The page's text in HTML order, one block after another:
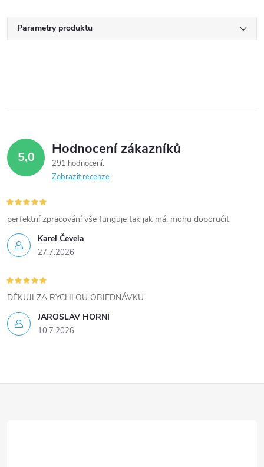
Parametry produktu
5,0 Hodnocení zákazníků
291 hodnocení
Zobrazit recenze
Karel Čevela
27.7.2026
perfektní zpracování vše funguje tak jak má, mohu doporučit
JAROSLAV HORNI
10.7.2026
DĚKUJI ZA RYCHLOU OBJEDNÁVKU